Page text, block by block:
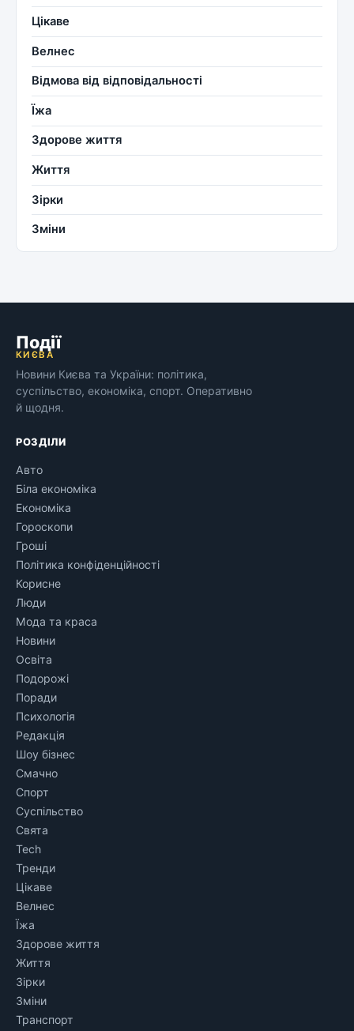
Цікаве
Велнес
Відмова від відповідальності
Їжа
Здорове життя
Життя
Зірки
Зміни
Події
КИЄВА
Новини Києва та України: політика,
суспільство, економіка, спорт. Оперативно
й щодня.
РОЗДІЛИ
Авто
Біла економіка
Економіка
Гороскопи
Гроші
Політика конфіденційності
Корисне
Люди
Мода та краса
Новини
Освіта
Подорожі
Поради
Психологія
Редакція
Шоу бізнес
Смачно
Спорт
Суспільство
Свята
Tech
Тренди
Цікаве
Велнес
Їжа
Здорове життя
Життя
Зірки
Зміни
Транспорт